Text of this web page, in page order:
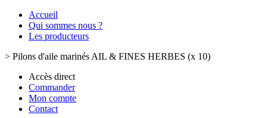
Accueil
Qui sommes nous ?
Les producteurs
> Pilons d'aile marinés AIL & FINES HERBES (x 10)
Accès direct
Commander
Mon compte
Contact